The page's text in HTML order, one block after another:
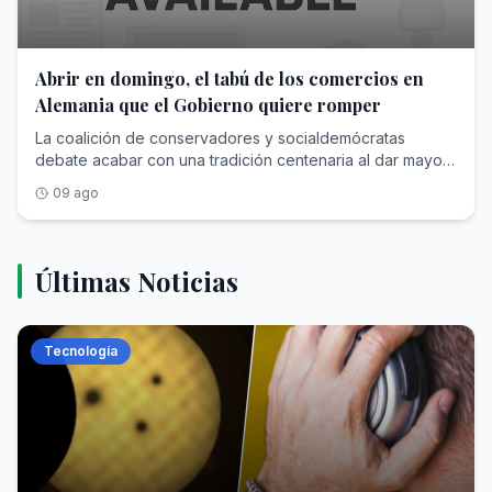
estadística del INE. El aumento de los precios se ha
<a href="https://www.abc.es/economia/inflacion-traga-
ganancias-salariales-trabajadores-20260810201135-
nt.html">Ver Más</a>
Abrir en domingo, el tabú de los comercios en
Alemania que el Gobierno quiere romper
La coalición de conservadores y socialdemócratas
debate acabar con una tradición centenaria al dar mayor
domingo. La mitad de la población lo respalda
09 ago
Últimas Noticias
Tecnología